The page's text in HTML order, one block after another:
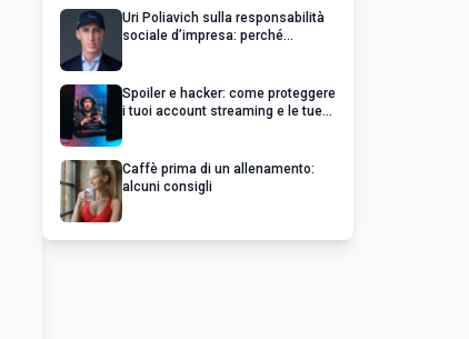
Uri Poliavich sulla responsabilità
sociale d’impresa: perché
Spoiler e hacker: come proteggere
i tuoi account streaming e le tue
Caffè prima di un allenamento:
alcuni consigli